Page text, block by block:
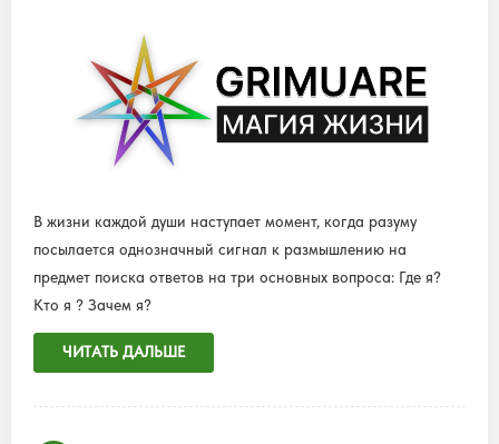
В жизни каждой души наступает момент, когда разуму
посылается однозначный сигнал к размышлению на
предмет поиска ответов на три основных вопроса: Где я?
Кто я ? Зачем я?
ЧИТАТЬ ДАЛЬШЕ